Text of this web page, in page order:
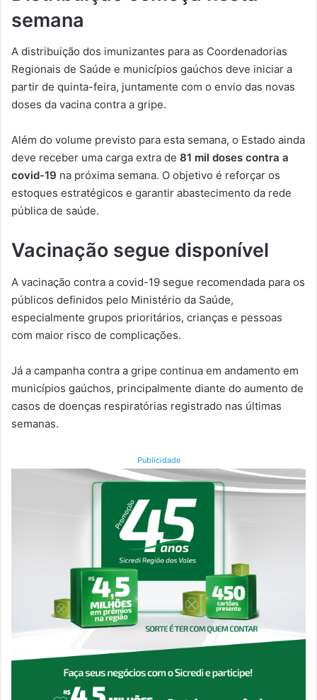
semana
A distribuição dos imunizantes para as Coordenadorias
Regionais de Saúde e municípios gaúchos deve iniciar a
partir de quinta-feira, juntamente com o envio das novas
doses da vacina contra a gripe.
Além do volume previsto para esta semana, o Estado ainda
deve receber uma carga extra de 81 mil doses contra a
covid-19 na próxima semana. O objetivo é reforçar os
estoques estratégicos e garantir abastecimento da rede
pública de saúde.
Vacinação segue disponível
A vacinação contra a covid-19 segue recomendada para os
públicos definidos pelo Ministério da Saúde,
especialmente grupos prioritários, crianças e pessoas
com maior risco de complicações.
Já a campanha contra a gripe continua em andamento em
municípios gaúchos, principalmente diante do aumento de
casos de doenças respiratórias registrado nas últimas
semanas.
Publicidade